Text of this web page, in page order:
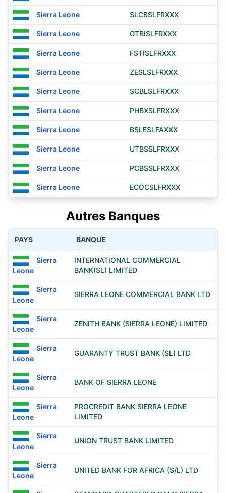
Sierra Leone SLCBSLFRXXX
Sierra Leone GTBISLFRXXX
Sierra Leone FSTISLFRXXX
Sierra Leone ZESLSLFRXXX
Sierra Leone SCBLSLFRXXX
Sierra Leone PHBXSLFRXXX
Sierra Leone BSLESLFAXXX
Sierra Leone UTBSSLFRXXX
Sierra Leone PCBSSLFRXXX
Sierra Leone ECOCSLFRXXX
Autres Banques
PAYS BANQUE
Sierra
Leone
INTERNATIONAL COMMERCIAL
BANK(SL) LIMITED
Sierra
Leone
SIERRA LEONE COMMERCIAL BANK LTD
Sierra
Leone
ZENITH BANK (SIERRA LEONE) LIMITED
Sierra
Leone
GUARANTY TRUST BANK (SL) LTD
Sierra
Leone
BANK OF SIERRA LEONE
Sierra
Leone
PROCREDIT BANK SIERRA LEONE
LIMITED
Sierra
Leone
UNION TRUST BANK LIMITED
Sierra
Leone
UNITED BANK FOR AFRICA (S/L) LTD